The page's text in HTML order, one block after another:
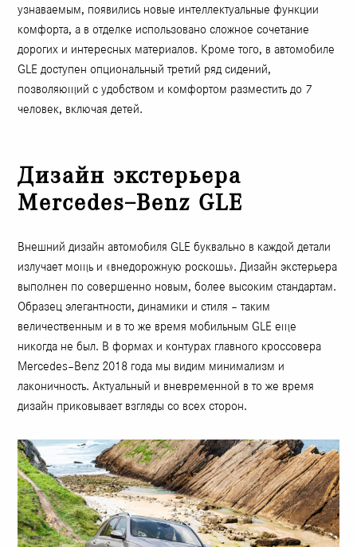
узнаваемым, появились новые интеллектуальные функции
комфорта, а в отделке использовано сложное сочетание
дорогих и интересных материалов. Кроме того, в автомобиле
GLE доступен опциональный третий ряд сидений,
позволяющий с удобством и комфортом разместить до 7
человек, включая детей.
Дизайн экстерьера
Mercedes–Benz GLE
Внешний дизайн автомобиля GLE буквально в каждой детали
излучает мощь и «внедорожную роскошь». Дизайн экстерьера
выполнен по совершенно новым, более высоким стандартам.
Образец элегантности, динамики и стиля – таким
величественным и в то же время мобильным GLE еще
никогда не был. В формах и контурах главного кроссовера
Mercedes–Benz 2018 года мы видим минимализм и
лаконичность. Актуальный и вневременной в то же время
дизайн приковывает взгляды со всех сторон.